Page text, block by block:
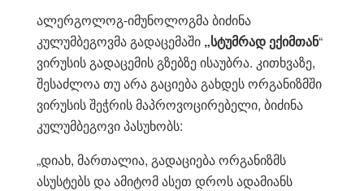
ალერგოლოგ-იმუნოლოგმა ბიძინა
კულუმბეგოვმა გადაცემაში „სტუმრად ექიმთან“
ვირუსის გადაცემის გზებზე ისაუბრა. კითხვაზე,
შესაძლოა თუ არა გაციება გახდეს ორგანიზმში
ვირუსის შეჭრის მაპროვოცირებელი, ბიძინა
კულუმბეგოვი პასუხობს:
„დიახ, მართალია, გადაციება ორგანიზმს
ასუსტებს და ამიტომ ასეთ დროს ადამიანს